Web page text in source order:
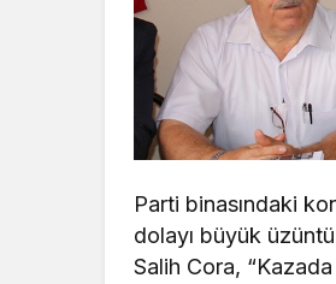
Parti binasındaki
dolayı büyük
Salih Cora,